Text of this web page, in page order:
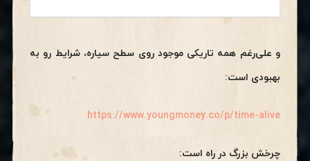
و علی‌رغم همه تاریکی موجود روی سطح سیاره، شرایط رو به
بهبودی است:
https://www.youngmoney.co/p/time-alive
چرخش بزرگ در راه است: